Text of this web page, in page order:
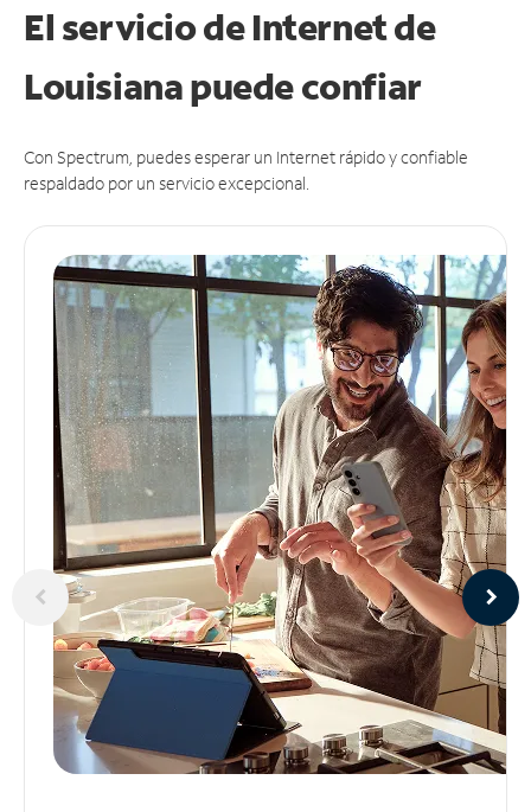
El servicio de Internet de
Louisiana puedeconfiar
Con Spectrum, puedes esperar un Internet rápido y confiable
respaldado por un servicio excepcional.